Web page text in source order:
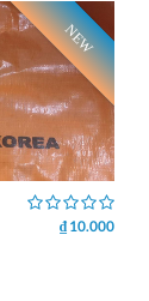
NEW
₫ 10.000